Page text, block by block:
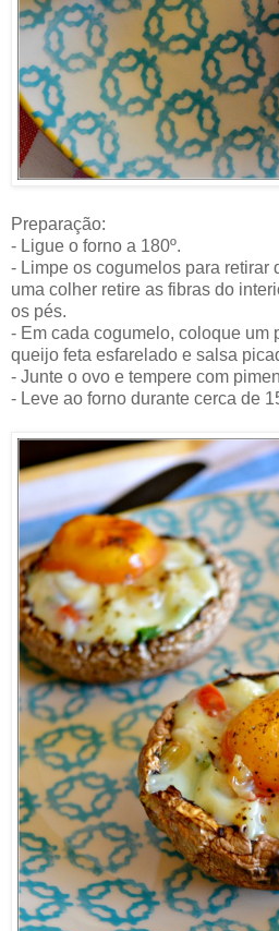
Preparação:
- Ligue o forno a 180º.
- Limpe os cogumelos para retirar
uma colher retire as fibras do
os pés.
- Em cada cogumelo, coloque um
queijo feta esfarelado e salsa
- Junte o ovo e tempere com
- Leve ao forno durante cerca de